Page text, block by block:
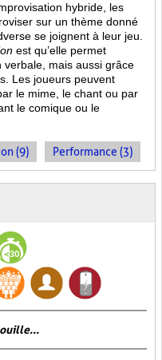
hybride, les
sur un thème donné
se joignent à leur jeu.
est qu’elle permet
verbale, mais aussi grâce
Les joueurs peuvent
le mime, le chant ou par
le comique ou le
(9) Performance (3)